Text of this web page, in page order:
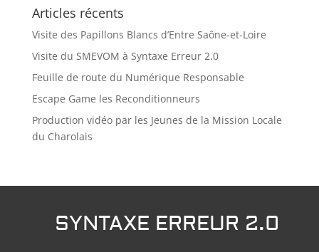
Articles récents
Visite des Papillons Blancs d’Entre Saône-et-Loire
Visite du SMEVOM à Syntaxe Erreur 2.0
Feuille de route du Numérique Responsable
Escape Game les Reconditionneurs
Production vidéo par les Jeunes de la Mission Locale
du Charolais
SYNTAXE ERREUR 2.0